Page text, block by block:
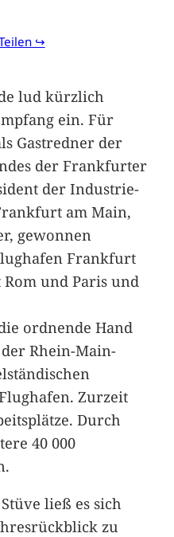
↪
lud kürzlich
ein. Für
Gastredner der
der Frankfurter
der Industrie-
am Main,
gewonnen
Frankfurt
und Paris und
ordnende Hand
Rhein-Main-
Zurzeit
Durch
40 000
ließ es sich
zu